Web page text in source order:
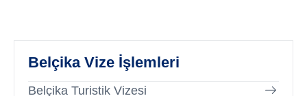
Belçika Vize İşlemleri
Belçika Turistik Vizesi